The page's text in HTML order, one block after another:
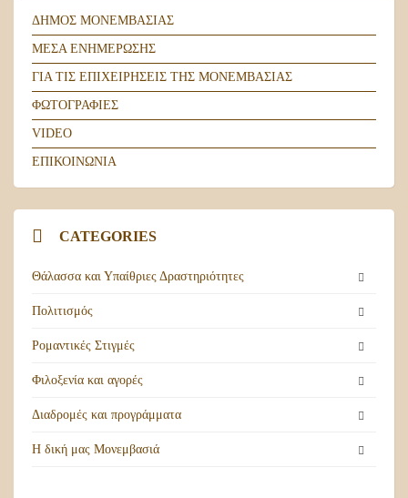
ΔΉΜΟΣ ΜΟΝΕΜΒΑΣΙΆΣ
ΜΈΣΑ ΕΝΗΜΈΡΩΣΗΣ
ΓΙΑ ΤΙΣ ΕΠΙΧΕΙΡΉΣΕΙΣ ΤΗΣ ΜΟΝΕΜΒΑΣΙΆΣ
ΦΩΤΟΓΡΑΦΊΕΣ
VIDEO
ΕΠΙΚΟΙΝΩΝΊΑ
CATEGORIES
Θάλασσα και Υπαίθριες Δραστηριότητες
Πολιτισμός
Ρομαντικές Στιγμές
Φιλοξενία και αγορές
Διαδρομές και προγράμματα
Η δική μας Μονεμβασιά